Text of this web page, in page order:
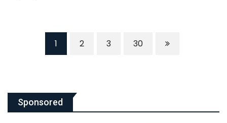
1 2 3 30
Sponsored